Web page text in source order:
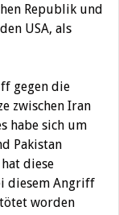
Republik und
USA, als
gegen die
zwischen Iran
habe sich um
Pakistan
diese
diesem Angriff
worden